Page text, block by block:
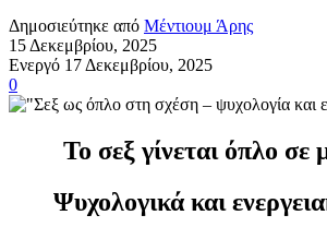
Δημοσιεύτηκε από Μέντιουμ Άρης
15 Δεκεμβρίου, 2025
Ενεργό 17 Δεκεμβρίου, 2025
0
Το σεξ γίνεται όπλο σε
Ψυχολογικά και